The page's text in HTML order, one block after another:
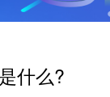
什么?